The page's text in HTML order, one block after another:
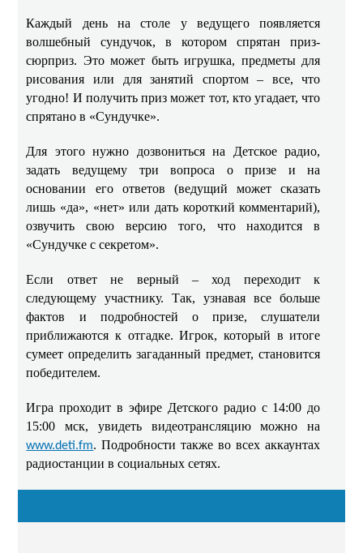
Каждый день на столе у ведущего появляется
волшебный сундучок, в котором спрятан приз-
сюрприз. Это может быть игрушка, предметы для
рисования или для занятий спортом – все, что
угодно! И получить приз может тот, кто угадает, что
спрятано в «Сундучке».
Для этого нужно дозвониться на Детское радио,
задать ведущему три вопроса о призе и на
основании его ответов (ведущий может сказать
лишь «да», «нет» или дать короткий комментарий),
озвучить свою версию того, что находится в
«Сундучке с секретом».
Если ответ не верный – ход переходит к
следующему участнику. Так, узнавая все больше
фактов и подробностей о призе, слушатели
приближаются к отгадке. Игрок, который в итоге
сумеет определить загаданный предмет, становится
победителем.
Игра проходит в эфире Детского радио с 14:00 до
15:00 мск, увидеть видеотрансляцию можно на
www.deti.fm. Подробности также во всех аккаунтах
радиостанции в социальных сетях.